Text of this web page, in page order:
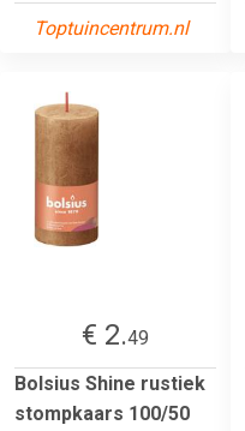
Toptuincentrum.nl
€ 2.49
Bolsius Shine rustiek
stompkaars 100/50